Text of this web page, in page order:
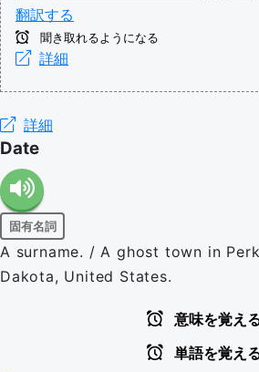
翻訳する
聞き取れるようになる
詳細
詳細
Date
固有名詞
A surname. / A ghost town in
Dakota, United States.
意味を覚え
単語を覚え